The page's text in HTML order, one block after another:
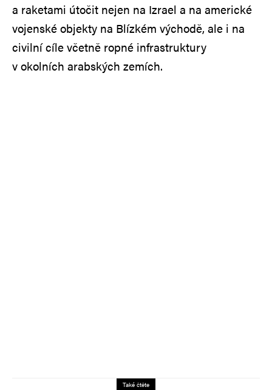
a raketami útočit nejen na Izrael a na americké
vojenské objekty na Blízkém východě, ale i na
civilní cíle včetně ropné infrastruktury
v okolních arabských zemích.
Také čtěte